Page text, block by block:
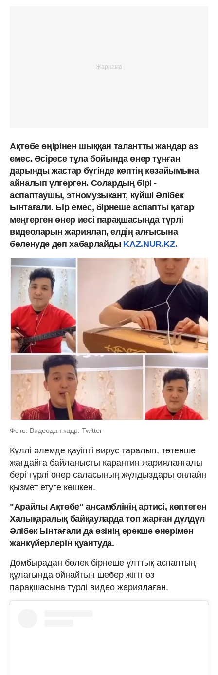
Ақтөбе өңірінен шыққан талантты жандар аз
емес. Әсіресе тұла бойында өнер тұнған
дарынды жастар бүгінде көптің көзайымына
айналып үлгерген. Солардың бірі -
аспаптаушы, этномузыкант, күйші Әлібек
Ынтағали. Бір емес, бірнеше аспапты қатар
меңгерген өнер иесі парақшасында түрлі
видеоларын жариялап, елдің алғысына
бөленуде деп хабарлайды KAZ.NUR.KZ.
Фото: Видеодан кадр: Twitter
Күллі әлемде қауіпті вирус таралып, төтенше
жағдайға байланысты карантин жарияланғалы
бері түрлі өнер саласының жұлдыздары онлайн
қызмет етуге көшкен.
"Арайлы Ақтөбе" ансамблінің артисі, көптеген
Халықаралық байқауларда топ жарған дүлдүл
Әлібек Ынтағали да өзінің ерекше өнерімен
жанкүйерлерін қуантуда.
Домбырадан бөлек бірнеше ұлттық аспаптың
құлағында ойнайтын шебер жігіт өз
парақшасына түрлі видео жариялаған.